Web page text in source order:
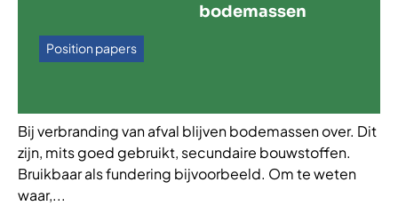
bodemassen
Position papers
Bij verbranding van afval blijven bodemassen over. Dit
zijn, mits goed gebruikt, secundaire bouwstoffen.
Bruikbaar als fundering bijvoorbeeld. Om te weten
waar,...